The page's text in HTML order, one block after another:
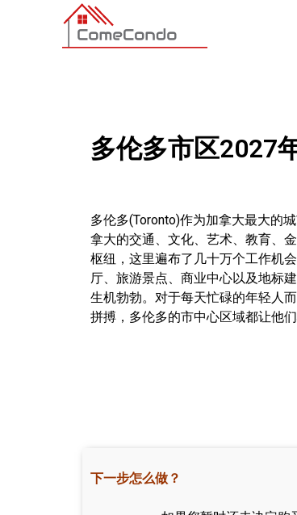
多伦多最新最全的楼花搜索引
多伦多市区2027
多伦多(Toronto)作为加拿大最大的
拿大的交通、文化、艺术、教育、
枢纽，这里遍布了几十万个工作机
厅、旅游景点、商业中心以及地标
生机勃勃。对于每天忙碌的年轻人
拼搏，多伦多的市中心区域都让他
下一步怎么做？